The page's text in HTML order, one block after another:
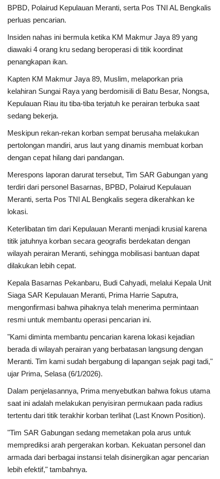
BPBD, Polairud Kepulauan Meranti, serta Pos TNI AL Bengkalis
perluas pencarian.
Insiden nahas ini bermula ketika KM Makmur Jaya 89 yang
diawaki 4 orang kru sedang beroperasi di titik koordinat
penangkapan ikan.
Kapten KM Makmur Jaya 89, Muslim, melaporkan pria
kelahiran Sungai Raya yang berdomisili di Batu Besar, Nongsa,
Kepulauan Riau itu tiba-tiba terjatuh ke perairan terbuka saat
sedang bekerja.
Meskipun rekan-rekan korban sempat berusaha melakukan
pertolongan mandiri, arus laut yang dinamis membuat korban
dengan cepat hilang dari pandangan.
Merespons laporan darurat tersebut, Tim SAR Gabungan yang
terdiri dari personel Basarnas, BPBD, Polairud Kepulauan
Meranti, serta Pos TNI AL Bengkalis segera dikerahkan ke
lokasi.
Keterlibatan tim dari Kepulauan Meranti menjadi krusial karena
titik jatuhnya korban secara geografis berdekatan dengan
wilayah perairan Meranti, sehingga mobilisasi bantuan dapat
dilakukan lebih cepat.
Kepala Basarnas Pekanbaru, Budi Cahyadi, melalui Kepala Unit
Siaga SAR Kepulauan Meranti, Prima Harrie Saputra,
mengonfirmasi bahwa pihaknya telah menerima permintaan
resmi untuk membantu operasi pencarian ini.
"Kami diminta membantu pencarian karena lokasi kejadian
berada di wilayah perairan yang berbatasan langsung dengan
Meranti. Tim kami sudah bergabung di lapangan sejak pagi tadi,"
ujar Prima, Selasa (6/1/2026).
Dalam penjelasannya, Prima menyebutkan bahwa fokus utama
saat ini adalah melakukan penyisiran permukaan pada radius
tertentu dari titik terakhir korban terlihat (Last Known Position).
"Tim SAR Gabungan sedang memetakan pola arus untuk
memprediksi arah pergerakan korban. Kekuatan personel dan
armada dari berbagai instansi telah disinergikan agar pencarian
lebih efektif," tambahnya.